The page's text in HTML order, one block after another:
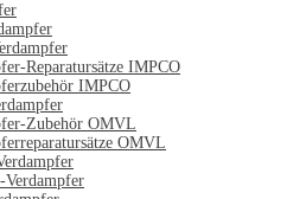
Reparatursätze IMPCO
IMPCO
Zubehör OMVL
OMVL
Verdampfer